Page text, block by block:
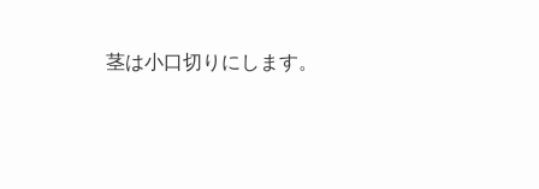
茎は小口切りにします。